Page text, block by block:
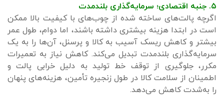
۵. جنبه اقتصادی؛ سرمایه‌گذاری بلندمدت
اگرچه پالت‌های ساخته شده از چوب‌های با کیفیت بالا ممکن
است در ابتدا هزینه بیشتری داشته باشند، اما دوام، طول عمر
بیشتر و کاهش ریسک آسیب به کالا و پرسنل، آن‌ها را به یک
سرمایه‌گذاری بلندمدت تبدیل می‌کند. کاهش نیاز به تعمیرات
مکرر، جلوگیری از توقف خط تولید به دلیل خرابی پالت و
اطمینان از سلامت کالا در طول زنجیره تأمین، هزینه‌های پنهان
را به‌شدت کاهش می‌دهد.